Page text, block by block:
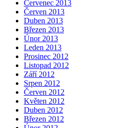
Červenec 2013
Červen 2013
Duben 2013
Březen 2013
Únor 2013
Leden 2013
Prosinec 2012
Listopad 2012
Září 2012
Srpen 2012
Červen 2012
Květen 2012
Duben 2012
Březen 2012